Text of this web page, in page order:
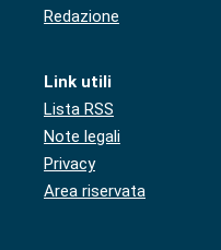
Redazione
Link utili
Lista RSS
Note legali
Privacy
Area riservata